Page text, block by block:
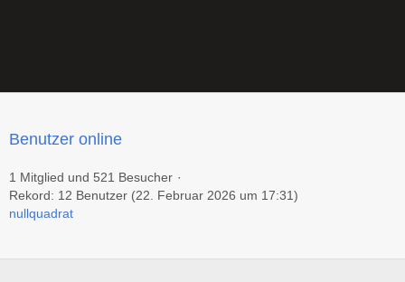
Benutzer online
1 Mitglied und 521 Besucher
Rekord: 12 Benutzer (22. Februar 2026 um 17:31)
nullquadrat